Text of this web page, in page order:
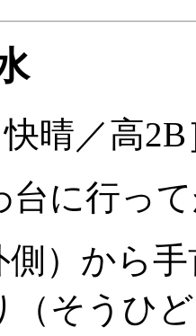
快晴／高2B
台に行っ
側）から
（そうひ